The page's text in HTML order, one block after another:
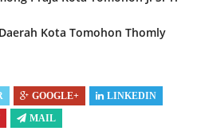
Kota Tomohon Thomly
GOOGLE+
LINKEDIN
MAIL